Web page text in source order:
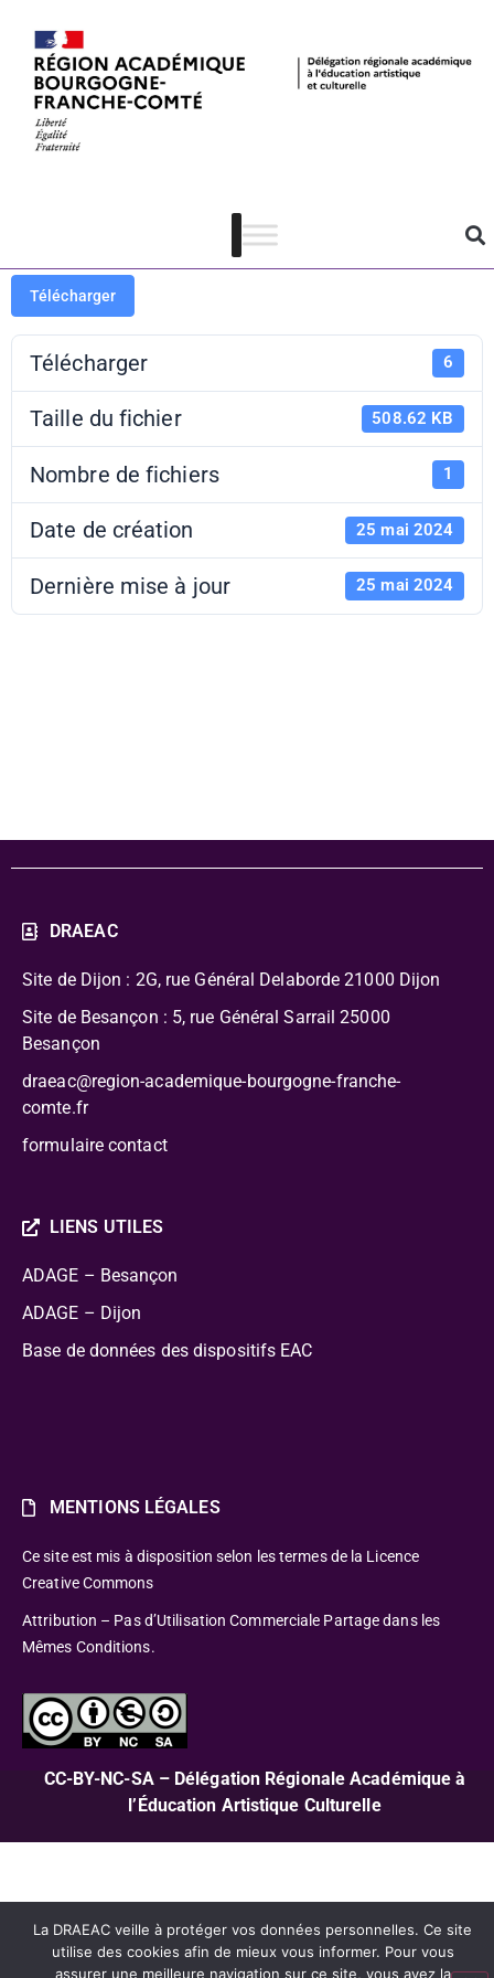
APL 2024-
2025 – Lot 4
Télécharger
Télécharger 6
Taille du fichier 508.62 KB
Nombre de fichiers 1
Date de création 25 mai 2024
Dernière mise à jour 25 mai 2024
DRAEAC
Site de Dijon : 2G, rue Général Delaborde 21000 Dijon
Site de Besançon : 5, rue Général Sarrail 25000
Besançon
draeac@region-academique-bourgogne-franche-
comte.fr
formulaire contact
LIENS UTILES
ADAGE – Besançon
ADAGE – Dijon
Base de données des dispositifs EAC
MENTIONS LÉGALES
Ce site est mis à disposition selon les termes de la Licence
Creative Commons
Attribution – Pas d’Utilisation Commerciale Partage dans les
Mêmes Conditions.
CC-BY-NC-SA – Délégation Régionale Académique à
l’Éducation Artistique Culturelle
La DRAEAC veille à protéger vos données personnelles. Ce site
utilise des cookies afin de mieux vous informer. Pour vous
assurer une meilleure navigation sur ce site, vous avez la